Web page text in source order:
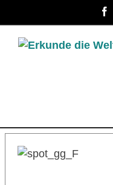
Inhalt
springen